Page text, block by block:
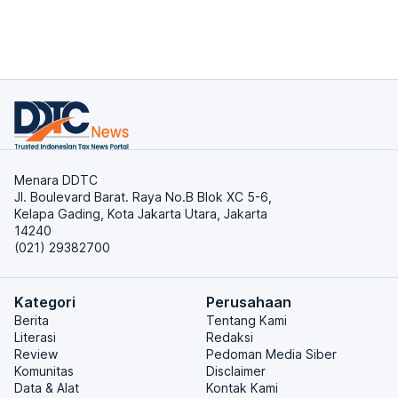
Menara DDTC
Jl. Boulevard Barat. Raya No.B Blok XC 5-6,
Kelapa Gading, Kota Jakarta Utara, Jakarta
14240
(021) 29382700
Kategori
Berita
Literasi
Review
Komunitas
Data & Alat
Perusahaan
Tentang Kami
Redaksi
Pedoman Media Siber
Disclaimer
Kontak Kami